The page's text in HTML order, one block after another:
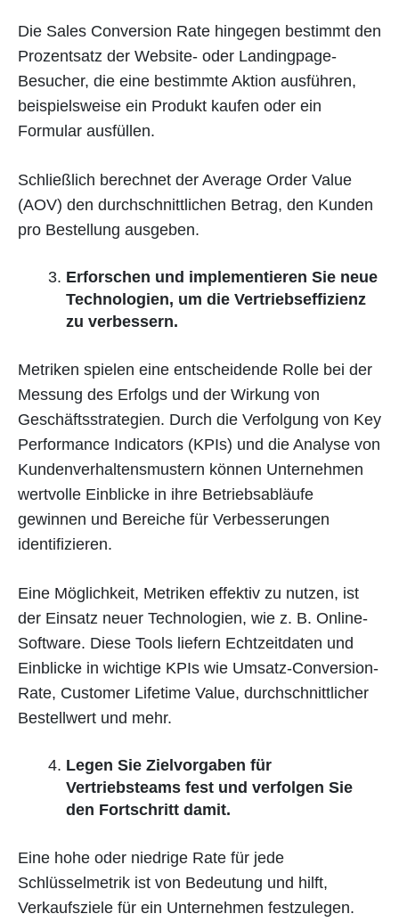
Die Sales Conversion Rate hingegen bestimmt den
Prozentsatz der Website- oder Landingpage-
Besucher, die eine bestimmte Aktion ausführen,
beispielsweise ein Produkt kaufen oder ein
Formular ausfüllen.
Schließlich berechnet der Average Order Value
(AOV) den durchschnittlichen Betrag, den Kunden
pro Bestellung ausgeben.
Erforschen und implementieren Sie neue
Technologien, um die Vertriebseffizienz
zu verbessern.
Metriken spielen eine entscheidende Rolle bei der
Messung des Erfolgs und der Wirkung von
Geschäftsstrategien. Durch die Verfolgung von Key
Performance Indicators (KPIs) und die Analyse von
Kundenverhaltensmustern können Unternehmen
wertvolle Einblicke in ihre Betriebsabläufe
gewinnen und Bereiche für Verbesserungen
identifizieren.
Eine Möglichkeit, Metriken effektiv zu nutzen, ist
der Einsatz neuer Technologien, wie z. B. Online-
Software. Diese Tools liefern Echtzeitdaten und
Einblicke in wichtige KPIs wie Umsatz-Conversion-
Rate, Customer Lifetime Value, durchschnittlicher
Bestellwert und mehr.
Legen Sie Zielvorgaben für
Vertriebsteams fest und verfolgen Sie
den Fortschritt damit.
Eine hohe oder niedrige Rate für jede
Schlüsselmetrik ist von Bedeutung und hilft,
Verkaufsziele für ein Unternehmen festzulegen.